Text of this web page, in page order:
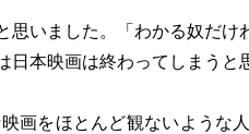
思いました。「わかる奴だ
日本映画は終わってしまうと
映画をほとんど観ないよう